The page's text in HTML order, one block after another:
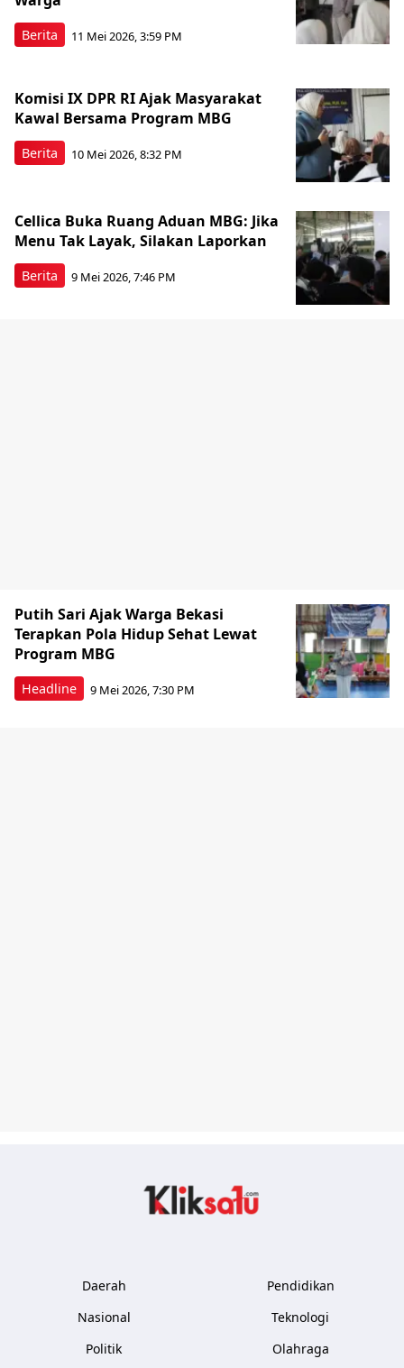
Berita 11 Mei 2026, 3:59 PM
Berita
Komisi IX DPR RI Ajak Masyarakat
Kawal Bersama Program MBG
10 Mei 2026, 8:32 PM
Berita
Cellica Buka Ruang Aduan MBG: Jika
Menu Tak Layak, Silakan Laporkan
9 Mei 2026, 7:46 PM
Headline
Putih Sari Ajak Warga Bekasi
Terapkan Pola Hidup Sehat Lewat
Program MBG
9 Mei 2026, 7:30 PM
Daerah
Nasional
Politik
Pendidikan
Teknologi
Olahraga